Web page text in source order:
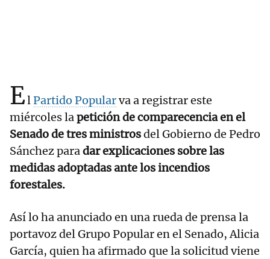
ElPartido Popularva a registrar este
miércoles lapetición de comparecencia en el
Senado de tres ministrosdel Gobierno de Pedro
Sánchez paradar explicaciones sobre las
medidas adoptadas ante los incendios
forestales.
Así lo ha anunciado en una rueda de prensa la
portavoz del Grupo Popular en el Senado, Alicia
García, quien ha afirmado que la solicitud viene